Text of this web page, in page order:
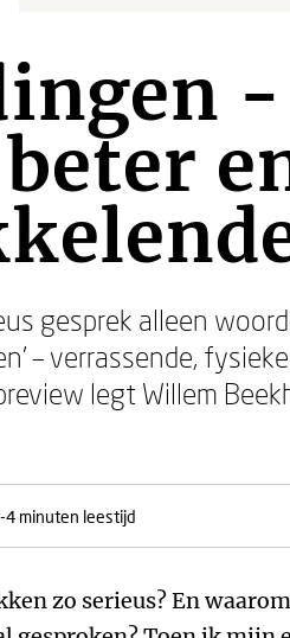
-
gesprek alleen
– verrassende,
legt Willem
4 minuten leestijd
zo serieus? En waarom